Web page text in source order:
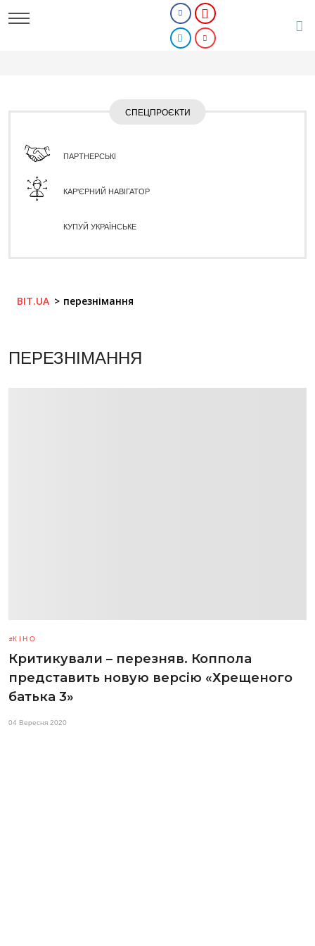
СПЕЦПРОЄКТИ
ПАРТНЕРСЬКІ
КАР'ЄРНИЙ НАВІГАТОР
КУПУЙ УКРАЇНСЬКЕ
BIT.UA перезнімання
ПЕРЕЗНІМАННЯ
КІНО
Критикували – перезняв. Коппола
представить новую версію «Хрещеного
батька 3»
04 Вересня 2020